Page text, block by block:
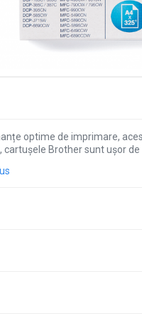
optime de imprimare,
Brother sunt ușor